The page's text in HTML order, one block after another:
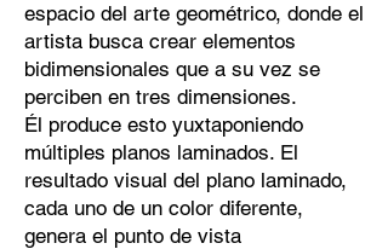
espacio del arte geométrico, donde el
artista busca crear elementos
bidimensionales que a su vez se
perciben en tres dimensiones.
Él produce esto yuxtaponiendo
múltiples planos laminados. El
resultado visual del plano laminado,
cada uno de un color diferente,
genera el punto de vista